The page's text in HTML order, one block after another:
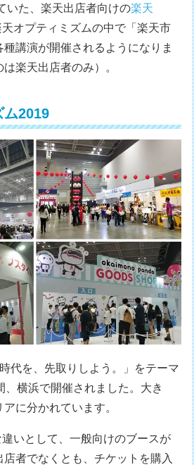
いた、楽天出店者向けの楽天
オプティミズムの中で「楽天市
講演が開催されるようになりま
楽天出店者のみ）。
ム2019
代を、先取りしよう。」をテーマ
、横浜で開催されました。大き
に分かれています。
いとして、一般向けのブースが
者でなくとも、チケットを購入